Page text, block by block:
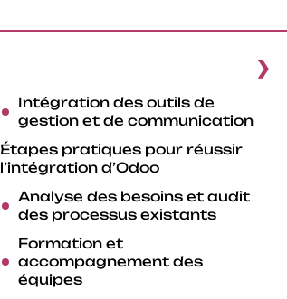
Intégration des outils de
gestion et de communication
Étapes pratiques pour réussir
l’intégration d’Odoo
Analyse des besoins et audit
des processus existants
Formation et
accompagnement des
équipes